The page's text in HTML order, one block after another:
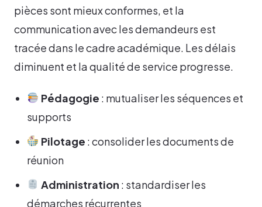
pièces sont mieux conformes, et la
communication avec les demandeurs est
tracée dans le cadre académique. Les délais
diminuent et la qualité de service progresse.
Pédagogie : mutualiser les séquences et
supports
Pilotage : consolider les documents de
réunion
Administration : standardiser les
démarches récurrentes